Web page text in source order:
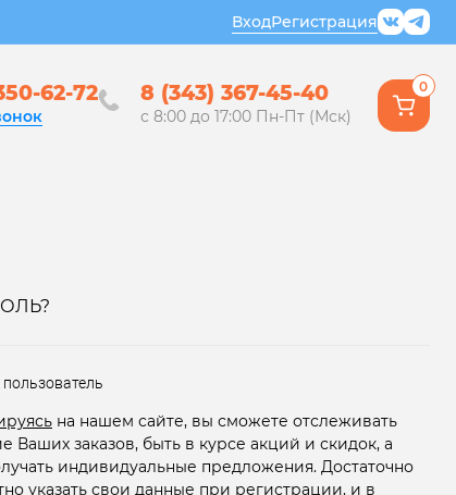
ВходРегистрация
62-72 8 (343) 367-45-40
с 8:00 до 17:00 Пн-Пт (Мск)
0
пользователь
на нашем сайте, вы сможете отслеживать
Ваших заказов, быть в курсе акций и скидок, а
индивидуальные предложения. Достаточно
указать свои данные при регистрации, и в